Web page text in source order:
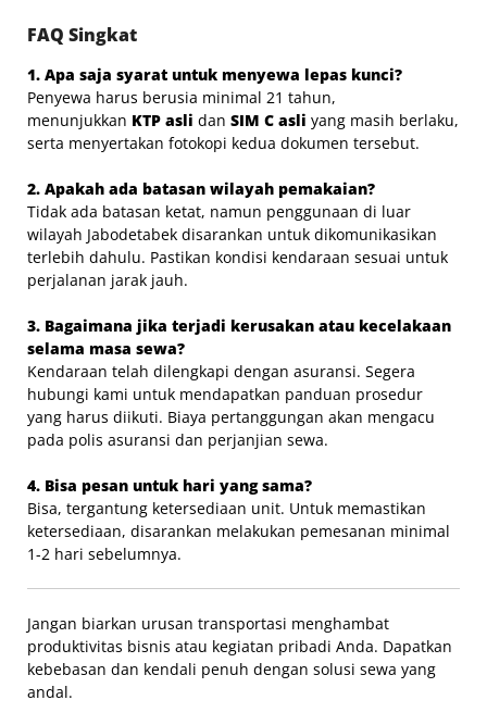
FAQ Singkat
1. Apa saja syarat untuk menyewa lepas kunci?
Penyewa harus berusia minimal 21 tahun,
menunjukkan KTP asli dan SIM C asli yang masih berlaku,
serta menyertakan fotokopi kedua dokumen tersebut.
2. Apakah ada batasan wilayah pemakaian?
Tidak ada batasan ketat, namun penggunaan di luar
wilayah Jabodetabek disarankan untuk dikomunikasikan
terlebih dahulu. Pastikan kondisi kendaraan sesuai untuk
perjalanan jarak jauh.
3. Bagaimana jika terjadi kerusakan atau kecelakaan
selama masa sewa?
Kendaraan telah dilengkapi dengan asuransi. Segera
hubungi kami untuk mendapatkan panduan prosedur
yang harus diikuti. Biaya pertanggungan akan mengacu
pada polis asuransi dan perjanjian sewa.
4. Bisa pesan untuk hari yang sama?
Bisa, tergantung ketersediaan unit. Untuk memastikan
ketersediaan, disarankan melakukan pemesanan minimal
1-2 hari sebelumnya.
Jangan biarkan urusan transportasi menghambat
produktivitas bisnis atau kegiatan pribadi Anda. Dapatkan
kebebasan dan kendali penuh dengan solusi sewa yang
andal.